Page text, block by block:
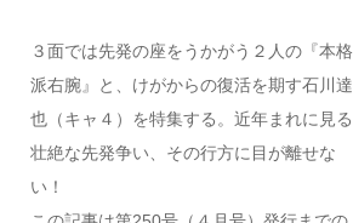
３面では先発の座をうかがう２人の『本格
派右腕』と、けがからの復活を期す石川達
也（キャ４）を特集する。近年まれに見る
壮絶な先発争い、その行方に目が離せな
い！